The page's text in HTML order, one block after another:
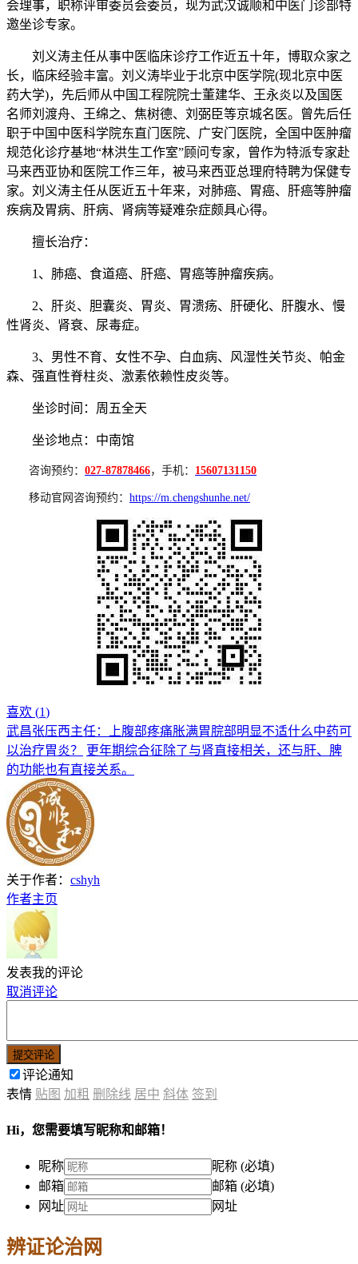
会理事，职称评审委员会委员，现为武汉诚顺和中医门诊部特
邀坐诊专家。
刘义涛主任从事中医临床诊疗工作近五十年，博取众家之
长，临床经验丰富。刘义涛毕业于北京中医学院(现北京中医
药大学)，先后师从中国工程院院士董建华、王永炎以及国医
名师刘渡舟、王绵之、焦树德、刘弼臣等京城名医。曾先后任
职于中国中医科学院东直门医院、广安门医院，全国中医肿瘤
规范化诊疗基地“林洪生工作室”顾问专家，曾作为特派专家赴
马来西亚协和医院工作三年，被马来西亚总理府特聘为保健专
家。刘义涛主任从医近五十年来，对肺癌、胃癌、肝癌等肿瘤
疾病及胃病、肝病、肾病等疑难杂症颇具心得。
擅长治疗：
1、肺癌、食道癌、肝癌、胃癌等肿瘤疾病。
2、肝炎、胆囊炎、胃炎、胃溃疡、肝硬化、肝腹水、慢
性肾炎、肾衰、尿毒症。
3、男性不育、女性不孕、白血病、风湿性关节炎、帕金
森、强直性脊柱炎、激素依赖性皮炎等。
坐诊时间：周五全天
坐诊地点：中南馆
咨询预约： 027-87878466，手机： 15607131150
移动官网咨询预约： https://m.chengshunhe.net/
喜欢 (1)
武昌张压西主任：上腹部疼痛胀满胃脘部明显不适什么中药可
以治疗胃炎？
更年期综合征除了与肾直接相关，还与肝、脾
的功能也有直接关系。
关于作者： cshyh
作者主页
发表我的评论
取消评论
提交评论
评论通知
表情 贴图 加粗 删除线 居中 斜体 签到
Hi，您需要填写昵称和邮箱！
昵称
昵称 (必填)
邮箱
邮箱 (必填)
网址
网址
辨证论治网